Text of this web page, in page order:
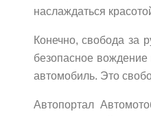
наслаждаться
Конечно, свобода за
безопасное
автомобиль. Это
Автопортал